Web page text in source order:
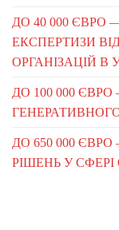
ДО 40 000 ЄВРО
ЕКСПЕРТИЗИ
ОРГАНІЗАЦІЙ В
ДО 100 000
ДО 650 000
РІШЕНЬ У СФЕРІ